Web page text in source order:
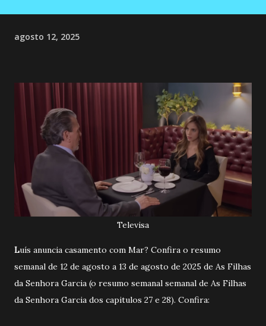
agosto 12, 2025
Televisa
Luís anuncia casamento com Mar? Confira o resumo
semanal de 12 de agosto a 13 de agosto de 2025 de As Filhas
da Senhora Garcia (o resumo semanal semanal de As Filhas
da Senhora Garcia dos capitulos 27 e 28). Confira: